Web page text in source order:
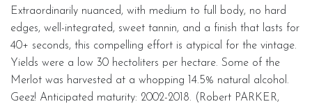
Extraordinarily nuanced, with medium to full body, no hard
edges, well-integrated, sweet tannin, and a finish that lasts for
40+ seconds, this compelling effort is atypical for the vintage.
Yields were a low 30 hectoliters per hectare. Some of the
Merlot was harvested at a whopping 14.5% natural alcohol.
Geez! Anticipated maturity: 2002-2018. (Robert PARKER,